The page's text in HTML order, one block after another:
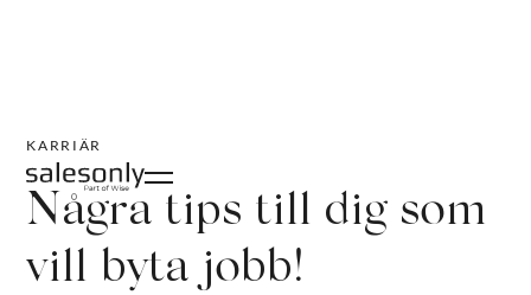
KARRIÄR
Några tips till dig som
vill byta jobb!